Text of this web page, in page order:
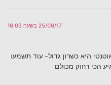
25/06/17 בשעה 16:03
היא כשרון גדול- עוד תשמעו
הכי רחוק מכולם